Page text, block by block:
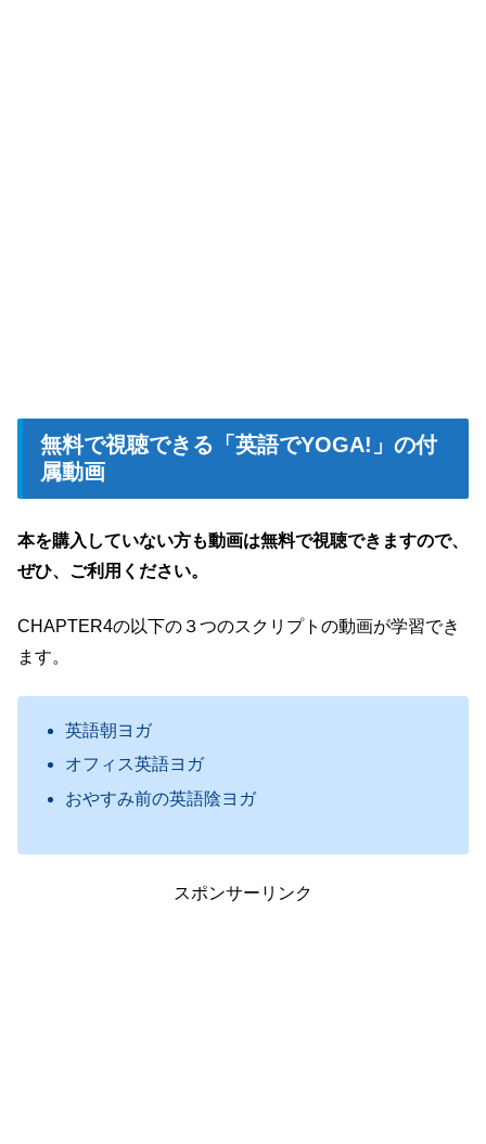
無料で視聴できる「英語でYOGA!」の付
属動画
本を購入していない方も動画は無料で視聴できますので、
ぜひ、ご利用ください。
CHAPTER4の以下の３つのスクリプトの動画が学習でき
ます。
英語朝ヨガ
オフィス英語ヨガ
おやすみ前の英語陰ヨガ
スポンサーリンク